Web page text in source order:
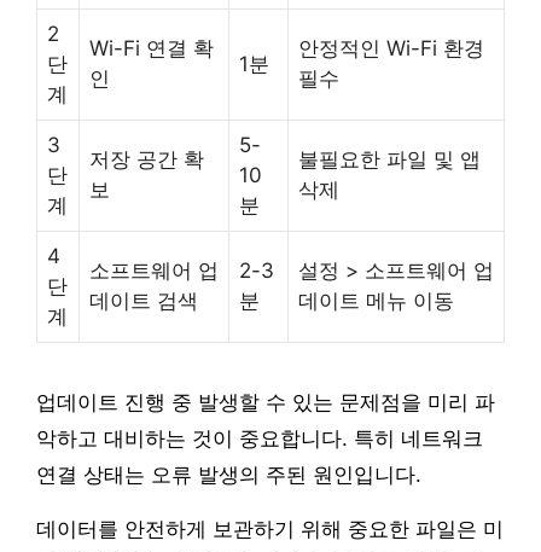
2
단
계
Wi-Fi 연결 확
인
1분
안정적인 Wi-Fi 환경
필수
3
단
계
저장 공간 확
보
5-
10
분
불필요한 파일 및 앱
삭제
4
단
계
소프트웨어 업
데이트 검색
2-3
분
설정 > 소프트웨어 업
데이트 메뉴 이동
업데이트 진행 중 발생할 수 있는 문제점을 미리 파
악하고 대비하는 것이 중요합니다. 특히 네트워크
연결 상태는 오류 발생의 주된 원인입니다.
데이터를 안전하게 보관하기 위해 중요한 파일은 미